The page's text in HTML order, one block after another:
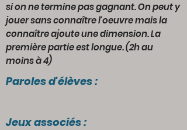
si on ne termine pas gagnant. On peut y
jouer sans connaître l'oeuvre mais la
connaître ajoute une dimension. La
première partie est longue. (2h au
moins à 4)
Paroles d'élèves :
Jeux associés :